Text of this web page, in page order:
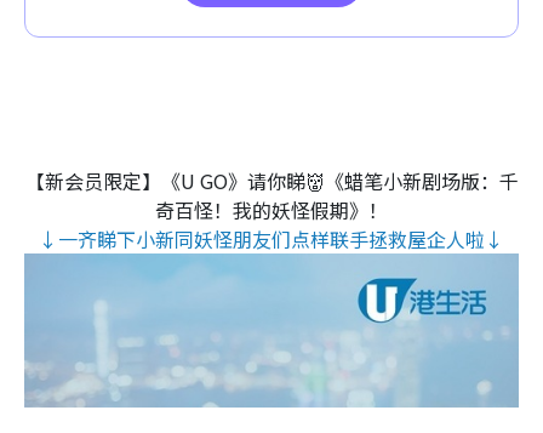
【新会员限定】《U GO》请你睇👹《蜡笔小新剧场版：千
奇百怪！我的妖怪假期》！
↓一齐睇下小新同妖怪朋友们点样联手拯救屋企人啦↓